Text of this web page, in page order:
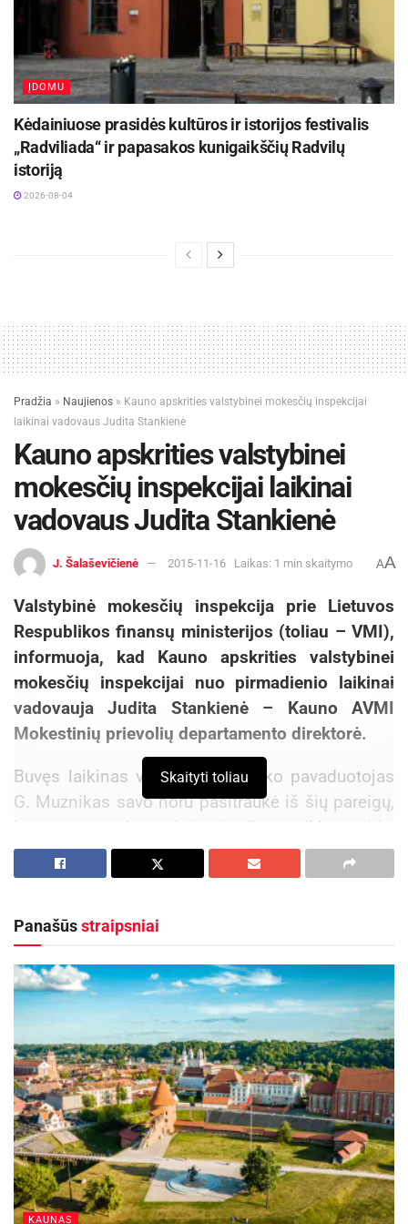
ĮDOMU
Kėdainiuose prasidės kultūros ir istorijos festivalis
„Radviliada“ ir papasakos kunigaikščių Radvilų
istoriją
2026-08-04
Pradžia » Naujienos » Kauno apskrities valstybinei mokesčių inspekcijai
laikinai vadovaus Judita Stankienė
Kauno apskrities valstybinei
mokesčių inspekcijai laikinai
vadovaus Judita Stankienė
J. Šalaševičienė 2015-11-16 Laikas: 1 min skaitymo AA
Valstybinė mokesčių inspekcija prie Lietuvos
Respublikos finansų ministerijos (toliau – VMI),
informuoja, kad Kauno apskrities valstybinei
mokesčių inspekcijai nuo pirmadienio laikinai
vadovauja Judita Stankienė – Kauno AVMI
Mokestinių prievolių departamento direktorė.
Buvęs laikinas vadovas viršininko pavaduotojas
G. Muznikas savo noru pasitraukė iš šių pareigų,
jam pavesta kuruoti institucijos veiklos sritis,
nesusijusias su mokesčių mokėtojų kontrole.
Baltijos šalyse
2026-07-28
Europos Sąjungos sankcijos „Mere“ tinklo
savininkams: ekonominio saugumo ir solidarumo
su Ukraina užtikrinimas
2026-07-25
„Gerbiame Kauno AVMI viršininko pavaduotojo
G. Muzniko apsisprendimą pasitraukti iš
laikinojo vadovo pareigų, visuomenėje kilus
klausimams dėl jo apsilankymo privataus
Skaityti toliau
Panašūsstraipsniai
KAUNAS